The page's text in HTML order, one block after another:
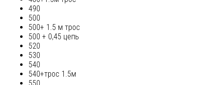
490
500
500+ 1.5 м трос
500 + 0,45 цепь
520
530
540
540+трос 1.5м